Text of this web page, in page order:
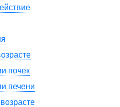
почек
печени